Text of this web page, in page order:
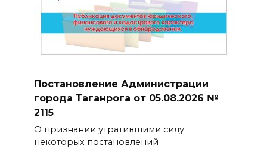
Постановление Администрации
города Таганрога от 05.08.2026 №
2115
О признании утратившими силу
некоторых постановлений